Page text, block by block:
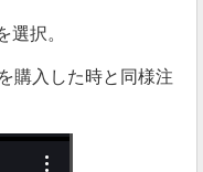
選択。
購入した時と同様注